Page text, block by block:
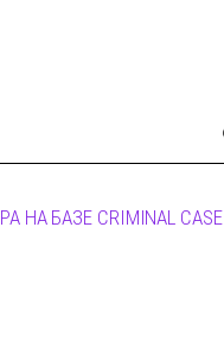
НА БАЗЕ CRIMINAL CASE